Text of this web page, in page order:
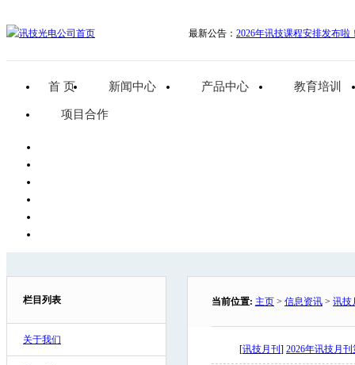
最新公告： 2026年讯技课程安排发布啦
首 页 新闻中心 产品中心 教育培训
项目合作
栏目列表
关于我们
当前位置: 主页 > 信息资讯 > 讯技
[讯技月刊 ] 2026年讯技月